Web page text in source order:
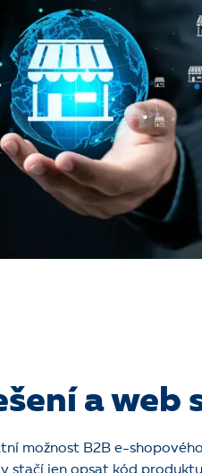
a web
možnost B2B e-